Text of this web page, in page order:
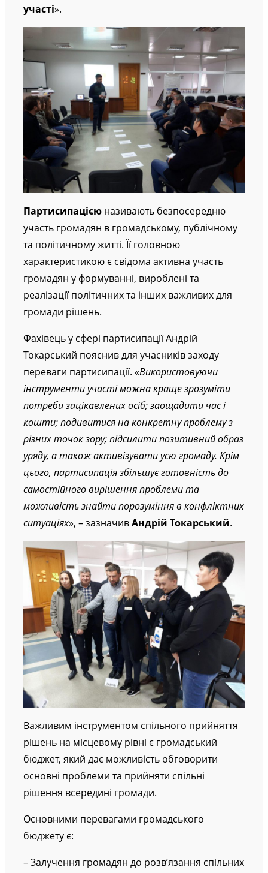
участі».
Партисипацієюназивають безпосередню
участь громадян в громадському, публічному
та політичному житті. Її головною
характеристикою є свідома активна участь
громадян у формуванні, вироблені та
реалізації політичних та інших важливих для
громади рішень.
Фахівець у сфері партисипації Андрій
Токарський пояснив для учасників заходу
переваги партисипації. «Використовуючи
інструменти участі можна краще зрозуміти
потреби зацікавлених осіб; заощадити час і
кошти; подивитися на конкретну проблему з
різних точок зору; підсилити позитивний образ
уряду, а також активізувати усю громаду. Крім
цього, партисипація збільшує готовність до
самостійного вирішення проблеми та
можливість знайти порозуміння в конфліктних
ситуаціях», – зазначивАндрій Токарський.
Важливим інструментом спільного прийняття
рішень на місцевому рівні є громадський
бюджет, який дає можливість обговорити
основні проблеми та прийняти спільні
рішення всередині громади.
Основними перевагами громадського
бюджету є:
– Залучення громадян до розв’язання спільних